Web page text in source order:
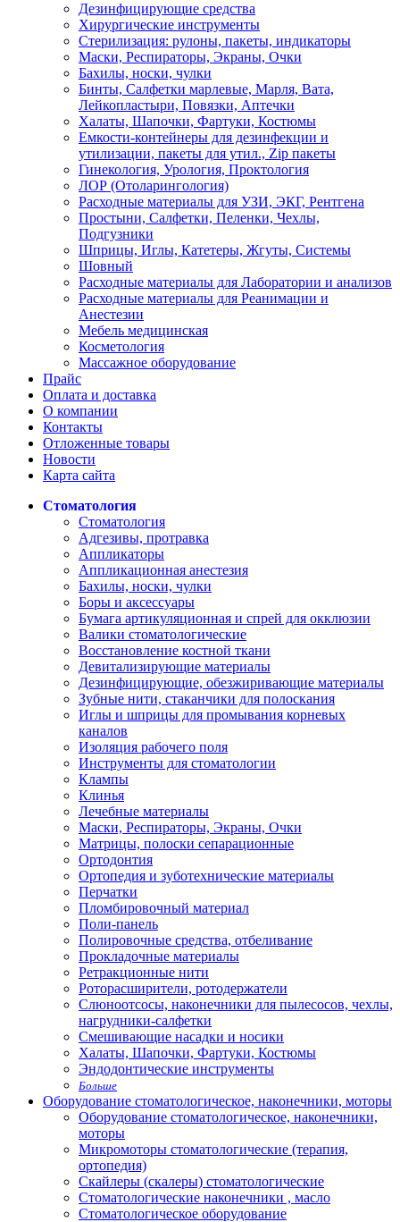
Дезинфицирующие средства
Хирургические инструменты
Стерилизация: рулоны, пакеты, индикаторы
Маски, Респираторы, Экраны, Очки
Бахилы, носки, чулки
Бинты, Салфетки марлевые, Марля, Вата,
Лейкопластыри, Повязки, Аптечки
Халаты, Шапочки, Фартуки, Костюмы
Емкости-контейнеры для дезинфекции и
утилизации, пакеты для утил., Zip пакеты
Гинекология, Урология, Проктология
ЛОР (Отоларингология)
Расходные материалы для УЗИ, ЭКГ, Рентгена
Простыни, Салфетки, Пеленки, Чехлы,
Подгузники
Шприцы, Иглы, Катетеры, Жгуты, Системы
Шовный
Расходные материалы для Лаборатории и анализов
Расходные материалы для Реанимации и
Анестезии
Мебель медицинская
Косметология
Массажное оборудование
Прайс
Оплата и доставка
О компании
Контакты
Отложенные товары
Новости
Карта сайта
Стоматология
Стоматология
Адгезивы, протравка
Аппликаторы
Аппликационная анестезия
Бахилы, носки, чулки
Боры и аксессуары
Бумага артикуляционная и спрей для окклюзии
Валики стоматологические
Восстановление костной ткани
Девитализирующие материалы
Дезинфицирующие, обезжиривающие материалы
Зубные нити, стаканчики для полоскания
Иглы и шприцы для промывания корневых
каналов
Изоляция рабочего поля
Инструменты для стоматологии
Клампы
Клинья
Лечебные материалы
Маски, Респираторы, Экраны, Очки
Матрицы, полоски сепарационные
Ортодонтия
Ортопедия и зуботехнические материалы
Перчатки
Пломбировочный материал
Поли-панель
Полировочные средства, отбеливание
Прокладочные материалы
Ретракционные нити
Роторасширители, ротодержатели
Слюноотсосы, наконечники для пылесосов, чехлы,
нагрудники-салфетки
Смешивающие насадки и носики
Халаты, Шапочки, Фартуки, Костюмы
Эндодонтические инструменты
Больше
Оборудование стоматологическое, наконечники, моторы
Оборудование стоматологическое, наконечники,
моторы
Микромоторы стоматологические (терапия,
ортопедия)
Скайлеры (скалеры) стоматологические
Стоматологические наконечники , масло
Стоматологическое оборудование